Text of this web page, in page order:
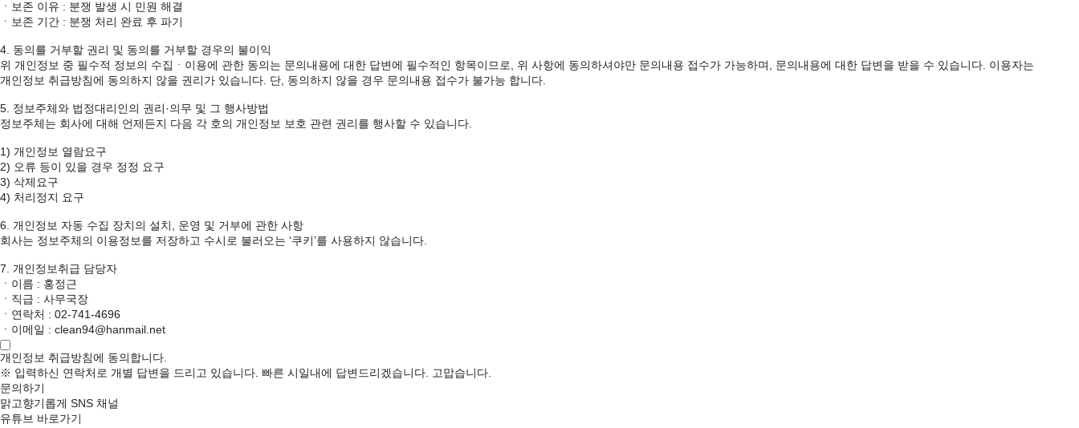
ㆍ보존 이유 : 분쟁 발생 시 민원 해결
ㆍ보존 기간 : 분쟁 처리 완료 후 파기
4. 동의를 거부할 권리 및 동의를 거부할 경우의 불이익
위 개인정보 중 필수적 정보의 수집ㆍ이용에 관한 동의는 문의내용에 대한 답변에 필수적인 항목이므로, 위 사항에 동의하셔야만 문의내용 접수가 가능하며, 문의내용에 대한 답변을 받을 수 있습니다. 이용자는
개인정보 취급방침에 동의하지 않을 권리가 있습니다. 단, 동의하지 않을 경우 문의내용 접수가 불가능 합니다.
5. 정보주체와 법정대리인의 권리·의무 및 그 행사방법
정보주체는 회사에 대해 언제든지 다음 각 호의 개인정보 보호 관련 권리를 행사할 수 있습니다.
1) 개인정보 열람요구
2) 오류 등이 있을 경우 정정 요구
3) 삭제요구
4) 처리정지 요구
6. 개인정보 자동 수집 장치의 설치, 운영 및 거부에 관한 사항
회사는 정보주체의 이용정보를 저장하고 수시로 불러오는 ‘쿠키’를 사용하지 않습니다.
7. 개인정보취급 담당자
ㆍ이름 : 홍정근
ㆍ직급 : 사무국장
ㆍ연락처 : 02-741-4696
ㆍ이메일 : clean94@hanmail.net
개인정보 취급방침에 동의합니다.
※ 입력하신 연락처로 개별 답변을 드리고 있습니다. 빠른 시일내에 답변드리겠습니다. 고맙습니다.
문의하기
맑고향기롭게 SNS 채널
유튜브 바로가기